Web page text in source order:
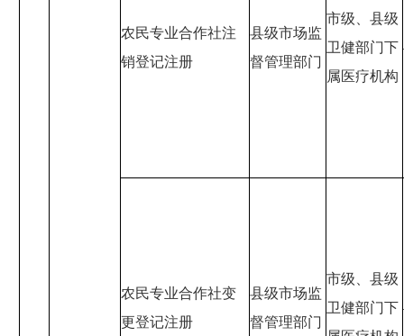
农民专业合作社注
销登记注册
县级市场监
督管理部门
市级、县级
卫健部门下
属医疗机构
农民专业合作社变
更登记注册
县级市场监
督管理部门
市级、县级
卫健部门下